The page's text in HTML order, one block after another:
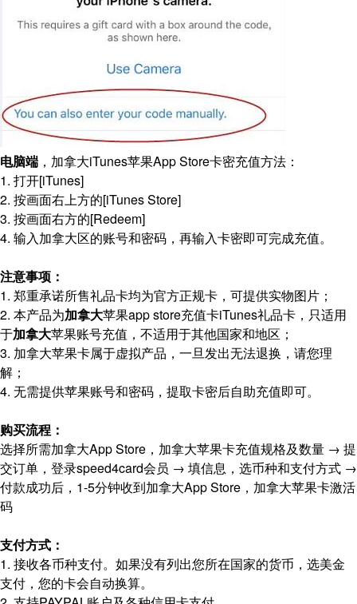
电脑端 ，加拿大iTunes苹果App Store卡密充值方法：
1. 打开[iTunes]
2. 按画面右上方的[iTunes Store]
3. 按画面右方的[Redeem]
4. 输入加拿大区的账号和密码，再输入卡密即可完成充值。
注意事项：
1. 郑重承诺所售礼品卡均为官方正规卡，可提供实物图片；
2. 本产品为加拿大苹果app store充值卡iTunes礼品卡，只适用
于加拿大苹果账号充值，不适用于其他国家和地区；
3. 加拿大苹果卡属于虚拟产品，一旦发出无法退换，请您理
解；
4. 无需提供苹果账号和密码，提取卡密后自助充值即可。
购买流程：
选择所需加拿大App Store，加拿大苹果卡充值规格及数量 → 提
交订单，登录speed4card会员 → 填信息，选币种和支付方式 →
付款成功后，1-5分钟收到加拿大App Store，加拿大苹果卡激活
码
支付方式：
1. 接收各币种支付。如果没有列出您所在国家的货币，选美金
支付，您的卡会自动换算。